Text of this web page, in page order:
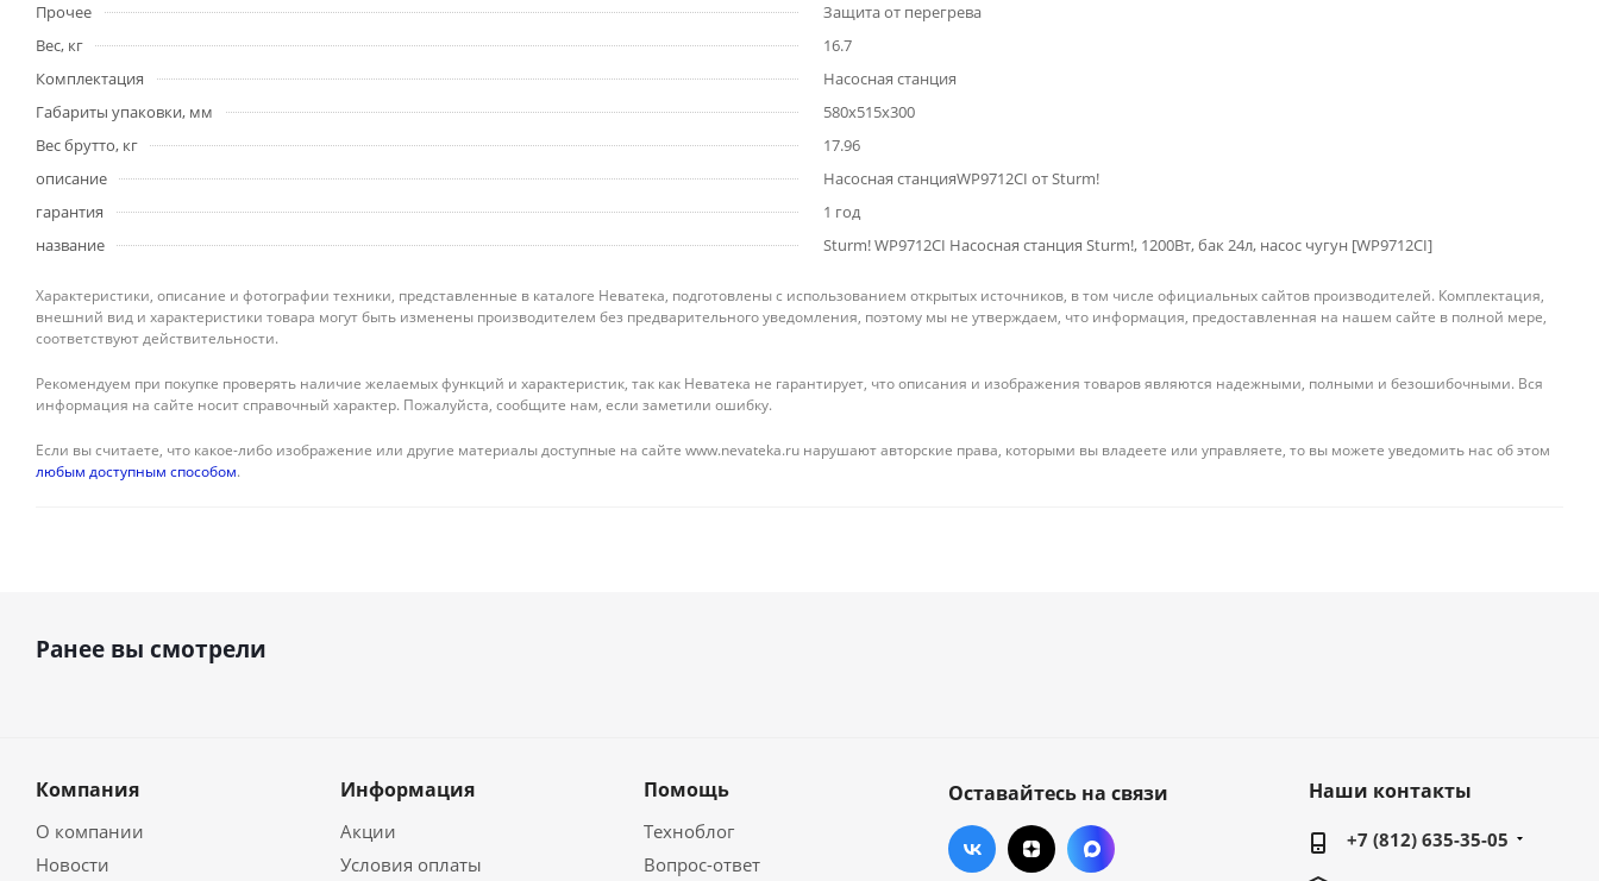
Прочее
Защита от перегрева
Вес, кг
16.7
Комплектация
Насосная станция
Габариты упаковки, мм
580x515x300
Вес брутто, кг
17.96
описание
Насосная станцияWP9712CI от Sturm!
гарантия
1 год
название
Sturm! WP9712CI Насосная станция Sturm!, 1200Вт, бак 24л, насос чугун [WP9712CI]
Характеристики, описание и фотографии техники, представленные в каталоге Неватека, подготовлены с использованием открытых источников, в том числе официальных сайтов производителей. Комплектация,
внешний вид и характеристики товара могут быть изменены производителем без предварительного уведомления, поэтому мы не утверждаем, что информация, предоставленная на нашем сайте в полной мере,
соответствуют действительности.
Рекомендуем при покупке проверять наличие желаемых функций и характеристик, так как Неватека не гарантирует, что описания и изображения товаров являются надежными, полными и безошибочными. Вся
информация на сайте носит справочный характер. Пожалуйста, сообщите нам, если заметили ошибку.
Если вы считаете, что какое-либо изображение или другие материалы доступные на сайте www.nevateka.ru нарушают авторские права, которыми вы владеете или управляете, то вы можете уведомить нас об этом
любым доступным способом.
Ранее вы смотрели
Компания
О компании
Новости
Информация
Акции
Условия оплаты
Помощь
Техноблог
Вопрос-ответ
Оставайтесь на связи Наши контакты
+7 (812) 635-35-05